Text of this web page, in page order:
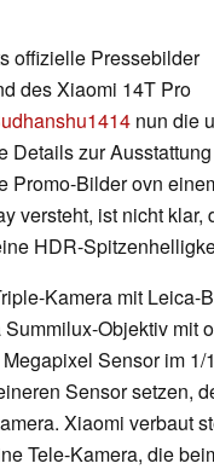
offizielle Pressebilder
des Xiaomi 14T Pro
nun die
Details zur
Promo-Bilder ovn
versteht, ist nicht klar,
HDR-
Kamera mit Leica-
Objektiv mit
Sensor im
Sensor setzen,
Xiaomi verbaut
Tele-Kamera, die